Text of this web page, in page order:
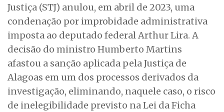
Justiça (STJ) anulou, em abril de 2023, uma
condenação por improbidade administrativa
imposta ao deputado federal Arthur Lira. A
decisão do ministro Humberto Martins
afastou a sanção aplicada pela Justiça de
Alagoas em um dos processos derivados da
investigação, eliminando, naquele caso, o risco
de inelegibilidade previsto na Lei da Ficha